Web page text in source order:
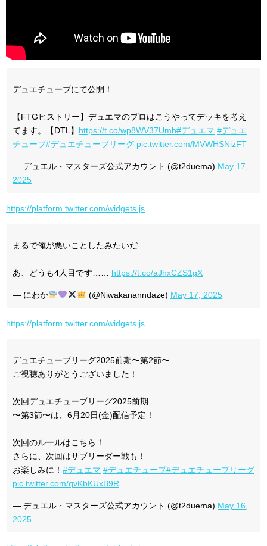
デュエチューブにて公開！
【FTGヒストリー】デュエマのプロはこうやってデッキを考え
てます。【DTL】 https://t.co/wp8WV37Umh#デュエマ #デュエ
チューブ#デュエチューブリーグ pic.twitter.com/MVWHSNizFT
— デュエル・マスターズ公式アカウント (@t2duema) May 17,
2025
https://platform.twitter.com/widgets.js
まるで俺が悪いことしたみたいだ
あ、どうも4人目です…… https://t.co/aJhxCZS1gX
— にわか (@Niwakananndaze) May 17, 2025
https://platform.twitter.com/widgets.js
デュエチューブリーグ2025前期〜第2節〜
ご視聴ありがとうございました！
次回デュエチューブリーグ2025前期
〜第3節〜は、6月20日(金)配信予定！
次回のルールはこちら！
さらに、次回はサブリーダー戦も！
お楽しみに！ #デュエマ #デュエチューブ#デュエチューブリーグ
pic.twitter.com/qvKbKUxB9R
— デュエル・マスターズ公式アカウント (@t2duema) May 16,
2025